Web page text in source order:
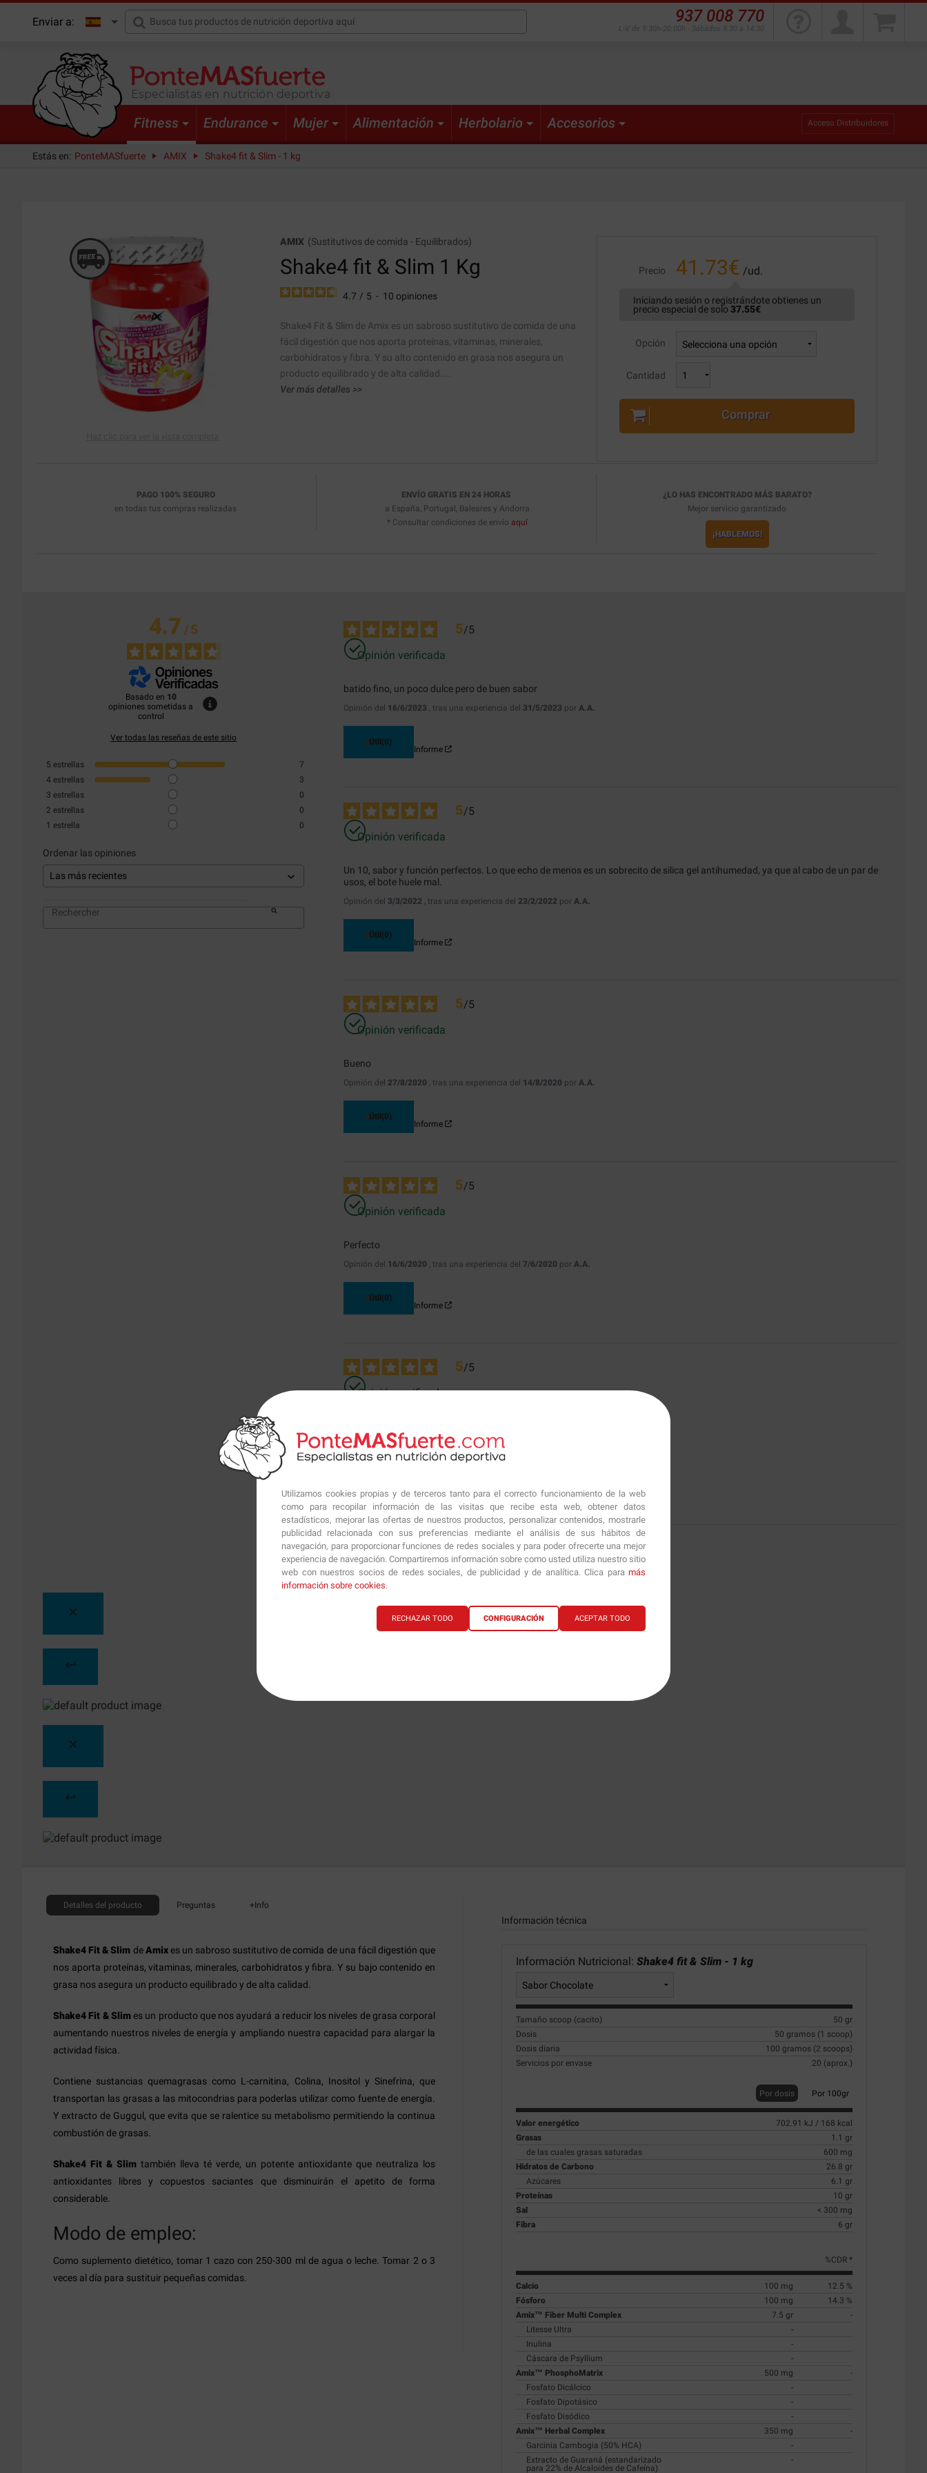
Utilizamos cookies propias y de terceros tanto para el correcto funcionamiento de la web
como para recopilar información de las visitas que recibe esta web, obtener datos
estadísticos, mejorar las ofertas de nuestros productos, personalizar contenidos, mostrarle
publicidad relacionada con sus preferencias mediante el análisis de sus hábitos de
navegación, para proporcionar funciones de redes sociales y para poder ofrecerte una mejor
experiencia de navegación. Compartiremos información sobre como usted utiliza nuestro sitio
web con nuestros socios de redes sociales, de publicidad y de analítica. Clica para más
información sobre cookies.
ACEPTAR TODO
RECHAZAR TODO CONFIGURACIÓN
Enviar a: 937 008 770
Especialistas en nutrición deportiva
Fitness Endurance Mujer Alimentación Herbolario Accesorios Acceso Distribuidores
Estás en: PonteMASfuerte AMIX Shake4 fit & Slim - 1 kg
AMIX (Sustitutivos de comida - Equilibrados)
Shake4 fit & Slim 1 Kg
4.7 / 5 - 10 opiniones
Shake4 Fit & Slim de Amix es un sabroso sustitutivo de comida de una
fácil digestión que nos aporta proteínas, vitaminas, minerales,
carbohidratos y fibra. Y su alto contenido en grasa nos asegura un
producto equilibrado y de alta calidad....
Ver más detalles >>
Precio 41.73€ /ud.
Iniciando sesión o registrándote obtienes un
precio especial de solo37.55€
Opción
Cantidad
Comprar
PAGO 100% SEGURO
en todas tus compras realizadas
ENVÍO GRATIS EN 24 HORAS
a España, Portugal, Baleares y Andorra
* Consultar condiciones de envío aquí
¿LO HAS ENCONTRADO MÁS BARATO?
Mejor servicio garantizado
¡HABLEMOS!
4.7/5
Basado en 10
opiniones sometidas a
control
Ver todas las reseñas de este sitio
5 estrellas
7
4 estrellas
3
3 estrellas
0
2 estrellas
0
1 estrella 0
Ordenar las opiniones
5/5
Opinión verificada
batido fino, un poco dulce pero de buen sabor
Opinión del 16/6/2023 , tras una experiencia del 31/5/2023 porA.A.
Útil (0)
Informe
5/5
Opinión verificada
Un 10, sabor y función perfectos. Lo que echo de menos es un sobrecito de silica gel antihumedad, ya que al cabo de un par de
usos, el bote huele mal.
Opinión del 3/3/2022 , tras una experiencia del 23/2/2022 porA.A.
Útil (0)
Informe
5/5
Opinión verificada
Bueno
Opinión del 27/8/2020 , tras una experiencia del 14/8/2020 porA.A.
Útil (0)
Informe
5/5
Opinión verificada
Perfecto
Opinión del 16/6/2020 , tras una experiencia del7/6/2020 porA.A.
Útil (0)
Informe
5/5
Opinión verificada
Opinión del23/5/2020 , tras una experiencia del
1 2
Detalles del producto Preguntas +Info
Shake4 Fit & Slim deAmixes un sabroso sustitutivo de comida de una fácil digestión que
nos aporta proteínas, vitaminas, minerales, carbohidratos y fibra. Y su bajo contenido en
grasa nos asegura un producto equilibrado y de alta calidad.
Shake4 Fit & Slimes un producto que nos ayudará a reducir los niveles de grasa corporal
aumentando nuestros niveles de energía y ampliando nuestra capacidad para alargar la
actividad física.
Contiene sustancias quemagrasas como L-carnitina, Colina, Inositol y Sinefrina, que
transportan las grasas a las mitocondrias para poderlas utilizar como fuente de energía.
Y extracto de Guggul, que evita que se ralentice su metabolismo permitiendo la continua
combustión de grasas.
Shake4 Fit & Slim también lleva té verde, un potente antioxidante que neutraliza los
antioxidantes libres y copuestos saciantes que disminuirán el apetito de forma
considerable.
Modo de empleo:
Como suplemento dietético, tomar 1 cazo con 250-300 ml de agua o leche. Tomar 2 o 3
veces al día para sustituir pequeñas comidas.
Información técnica
Información Nutricional: Shake4 fit & Slim - 1 kg
Tamaño scoop (cacito)
50 gr
Dosis
50 gramos (1 scoop)
Dosis diaria
100 gramos (2 scoops)
Servicios por envase
20 (aprox.)
Por dosis Por 100gr
Valor energético
702.91 kJ / 168 kcal
Grasas
1.1 gr
de las cuales grasas saturadas
600 mg
Hidratos de Carbono
26.8 gr
Azúcares
6.1 gr
Proteínas
10 gr
Sal
< 300 mg
Fibra
6 gr
%CDR *
Calcio 100 mg
12.5 %
Fósforo
100 mg
14.3 %
Amix™ Fiber Multi Complex
7.5 gr
-
Litesse Ultra
-
Inulina
-
Cáscara de Psyllium
-
Amix™ PhosphoMatrix
500 mg
-
Fosfato Dicálcico
-
Fosfato Dipotásico
-
Fosfato Disódico
-
Amix™ Herbal Complex
350 mg
-
Garcinia Cambogia (50% HCA)
-
Extracto de Guaraná (estandarizado
para 22% de Alcaloides de Cafeína)
-